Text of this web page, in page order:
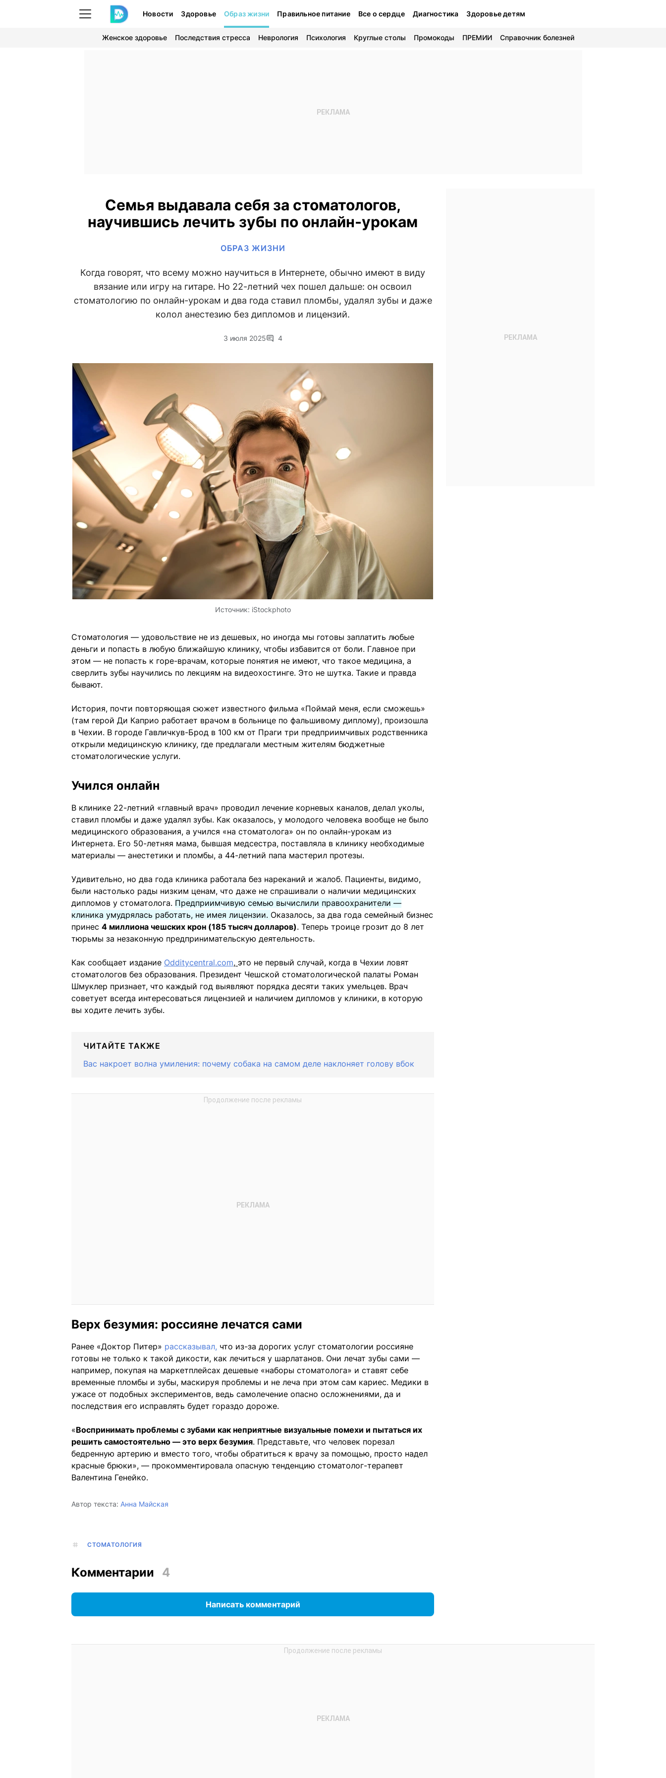
Новости Здоровье Образ жизни Правильное питание Все о сердце Диагностика Здоровье детям
Женское здоровье Последствия стресса Неврология Психология Круглые столы Промокоды ПРЕМИИ Справочник болезней
Семья выдавала себя за стоматологов,
научившись лечить зубы по онлайн-урокам
ОБРАЗ ЖИЗНИ
Когда говорят, что всему можно научиться в Интернете, обычно имеют в виду
вязание или игру на гитаре. Но 22-летний чех пошел дальше: он освоил
стоматологию по онлайн-урокам и два года ставил пломбы, удалял зубы и даже
колол анестезию без дипломов и лицензий.
3 июля 2025 4
Источник: iStockphoto
Стоматология — удовольствие не из дешевых, но иногда мы готовы заплатить любые
деньги и попасть в любую ближайшую клинику, чтобы избавится от боли. Главное при
этом — не попасть к горе-врачам, которые понятия не имеют, что такое медицина, а
сверлить зубы научились по лекциям на видеохостинге. Это не шутка. Такие и правда
бывают.
История, почти повторяющая сюжет известного фильма «Поймай меня, если сможешь»
(там герой Ди Каприо работает врачом в больнице по фальшивому диплому), произошла
в Чехии. В городе Гавличкув-Брод в 100 км от Праги три предприимчивых родственника
открыли медицинскую клинику, где предлагали местным жителям бюджетные
стоматологические услуги.
Учился онлайн
В клинике 22-летний «главный врач» проводил лечение корневых каналов, делал уколы,
ставил пломбы и даже удалял зубы. Как оказалось, у молодого человека вообще не было
медицинского образования, а учился «на стоматолога» он по онлайн-урокам из
Интернета. Его 50-летняя мама, бывшая медсестра, поставляла в клинику необходимые
материалы — анестетики и пломбы, а 44-летний папа мастерил протезы.
Удивительно, но два года клиника работала без нареканий и жалоб. Пациенты, видимо,
были настолько рады низким ценам, что даже не спрашивали о наличии медицинских
дипломов у стоматолога. Предприимчивую семью вычислили правоохранители —
клиника умудрялась работать, не имея лицензии. Оказалось, за два года семейный бизнес
принес 4 миллиона чешских крон (185 тысяч долларов). Теперь троице грозит до 8 лет
тюрьмы за незаконную предпринимательскую деятельность.
Как сообщает издание Odditycentral.com, это не первый случай, когда в Чехии ловят
стоматологов без образования. Президент Чешской стоматологической палаты Роман
Шмуклер признает, что каждый год выявляют порядка десяти таких умельцев. Врач
советует всегда интересоваться лицензией и наличием дипломов у клиники, в которую
вы ходите лечить зубы.
ЧИТАЙТЕ ТАКЖЕ
Вас накроет волна умиления: почему собака на самом деле наклоняет голову вбок
Верх безумия: россияне лечатся сами
Ранее «Доктор Питер» рассказывал, что из-за дорогих услуг стоматологии россияне
готовы не только к такой дикости, как лечиться у шарлатанов. Они лечат зубы сами —
например, покупая на маркетплейсах дешевые «наборы стоматолога» и ставят себе
временные пломбы и зубы, маскируя проблемы и не леча при этом сам кариес. Медики в
ужасе от подобных экспериментов, ведь самолечение опасно осложнениями, да и
последствия его исправлять будет гораздо дороже.
«Воспринимать проблемы с зубами как неприятные визуальные помехи и пытаться их
решить самостоятельно — это верх безумия. Представьте, что человек порезал
бедренную артерию и вместо того, чтобы обратиться к врачу за помощью, просто надел
красные брюки», — прокомментировала опасную тенденцию стоматолог-терапевт
Валентина Генейко.
Автор текста: Анна Майская
СТОМАТОЛОГИЯ
Комментарии 4
Написать комментарий